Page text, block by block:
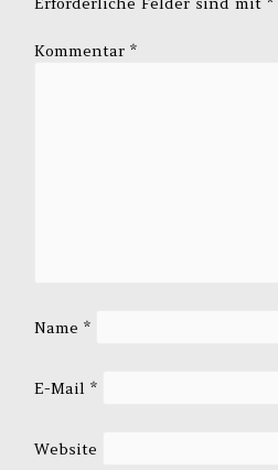
Kommentar*
Name*
E-Mail*
Website